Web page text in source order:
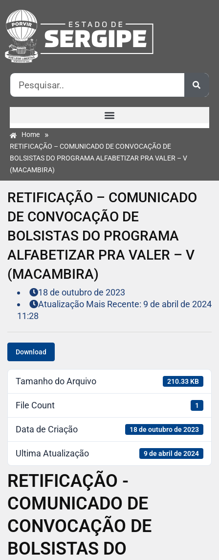
Home »
RETIFICAÇÃO – COMUNICADO DE CONVOCAÇÃO DE
BOLSISTAS DO PROGRAMA ALFABETIZAR PRA VALER – V
(MACAMBIRA)
RETIFICAÇÃO – COMUNICADO
DE CONVOCAÇÃO DE
BOLSISTAS DO PROGRAMA
ALFABETIZAR PRA VALER – V
(MACAMBIRA)
18 de outubro de 2023
Atualização Mais Recente: 9 de abril de 2024
11:28
Download
Tamanho do Arquivo 210.33 KB
File Count 1
Data de Criação 18 de outubro de 2023
Ultima Atualização 9 de abril de 2024
RETIFICAÇÃO -
COMUNICADO DE
CONVOCAÇÃO DE
BOLSISTAS DO